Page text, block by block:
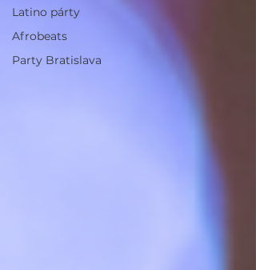
Latino párty
Afrobeats
Party Bratislava